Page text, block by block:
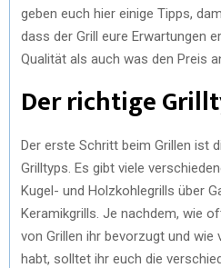
I
T
R
B
K
geben euch hier einige Tipps,
dass der Grill eure Erwartungen
Qualität als auch was den Preis
Der richtige
Der erste Schritt beim Grillen ist
Grilltyps. Es gibt viele
Kugel- und Holzkohlegrills über
Keramikgrills. Je nachdem, wie
von Grillen ihr bevorzugt und wie
habt, solltet ihr euch die